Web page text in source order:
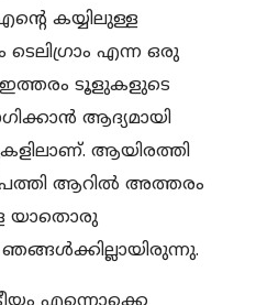
കയ്യിലുള്ള
ടെലിഗ്രാം എന്ന ഒരു
ടൂളുകളുടെ
ആദ്യമായി
ആയിരത്തി
ആറിൽ അത്തരം
യാതൊരു